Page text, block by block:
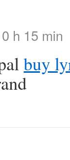
h 15 min
buy